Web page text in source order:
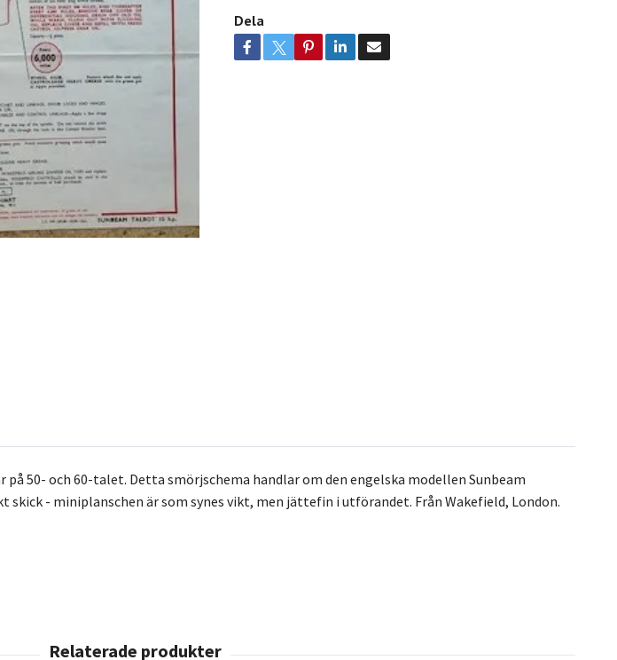
Dela
50- och 60-talet. Detta smörjschema handlar om den engelska modellen Sunbeam
skick - miniplanschen är som synes vikt, men jättefin i utförandet. Från Wakefield, London.